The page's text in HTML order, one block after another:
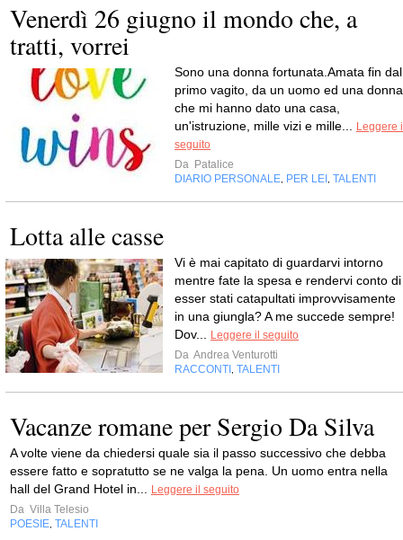
Venerdì 26 giugno il mondo che, a
tratti, vorrei
Sono una donna fortunata.Amata fin dal
primo vagito, da un uomo ed una
che mi hanno dato una casa,
un'istruzione, mille vizi e mille...
Leggere
seguito
Da Patalice
DIARIO PERSONALE PER LEI TALENTI
Lotta alle casse
Vi è mai capitato di guardarvi intorno
mentre fate la spesa e rendervi conto di
esser stati catapultati improvvisamente
in una giungla? A me succede sempre!
Dov...
Leggere il seguito
Da Andrea Venturotti
RACCONTI
TALENTI
Vacanze romane per Sergio Da Silva
A volte viene da chiedersi quale sia il passo successivo che debba
essere fatto e sopratutto se ne valga la pena. Un uomo entra nella
hall del Grand Hotel in...
Leggere il seguito
Da Villa Telesio
POESIE TALENTI